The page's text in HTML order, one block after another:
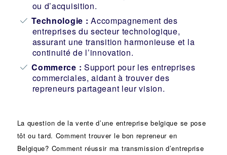
ou d’acquisition.
Technologie : Accompagnement des
entreprises du secteur technologique,
assurant une transition harmonieuse et la
continuité de l’innovation.
Commerce : Support pour les entreprises
commerciales, aidant à trouver des
repreneurs partageant leur vision.
La question de la vente d’une entreprise belgique se pose
tôt ou tard. Comment trouver le bon repreneur en
Belgique? Comment réussir ma transmission d’entreprise